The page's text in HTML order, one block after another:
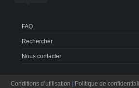
FAQ
Rechercher
Nous contacter
Conditions d’utilisation
Politique de